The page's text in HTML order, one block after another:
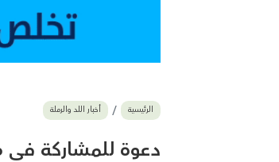
الرئيسية أخبار اللد والرملة
دعوة للمشاركة في